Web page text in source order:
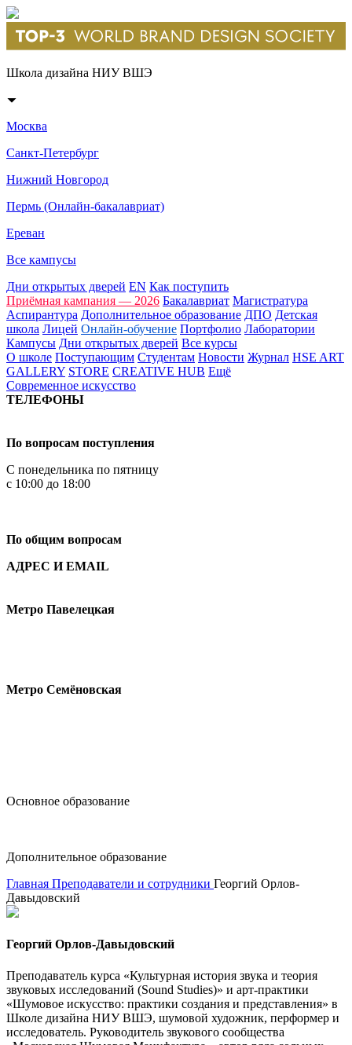
Школа дизайна НИУ ВШЭ
Москва
Санкт-Петербург
Нижний Новгород
Пермь (Онлайн-бакалавриат)
Ереван
Все кампусы
Дни открытых дверей EN Как поступить
Приёмная кампания — 2026 Бакалавриат Магистратура
Аспирантура Дополнительное образование ДПО Детская
школа Лицей Онлайн-обучение Портфолио Лаборатории
Кампусы Дни открытых дверей Все курсы
О школе Поступающим Студентам Новости Журнал HSE ART
GALLERY STORE CREATIVE HUB Ещё
Современное искусство
ТЕЛЕФОНЫ
По вопросам поступления
С понедельника по пятницу
с 10:00 до 18:00
По общим вопросам
АДРЕС И EMAIL
Метро Павелецкая
Метро Семёновская
Основное образование
Дополнительное образование
Главная Преподаватели и сотрудники Георгий Орлов-
Давыдовский
Георгий Орлов-Давыдовский
Преподаватель курса «Культурная история звука и теория
звуковых исследований (Sound Studies)» и арт-практики
«Шумовое искусство: практики создания и представления» в
Школе дизайна НИУ ВШЭ, шумовой художник, перформер и
исследователь. Руководитель звукового сообщества